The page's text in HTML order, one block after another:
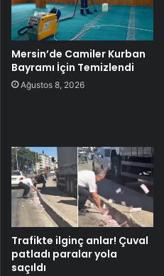
Mersin’de Camiler Kurban
Bayramı İçin Temizlendi
Ağustos 8, 2026
Trafikte ilginç anlar! Çuval
patladı paralar yola
saçıldı